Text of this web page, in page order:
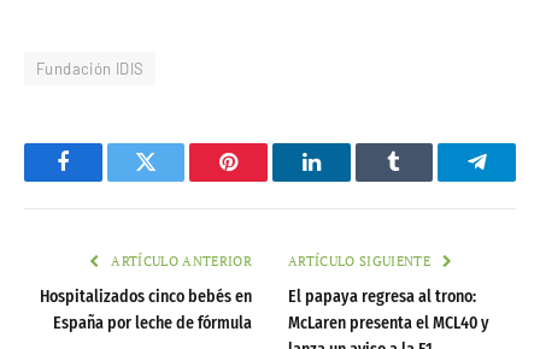
Fundación IDIS
FacebookTwitter Pinterest LinkedInTumblr
ARTÍCULO ANTERIOR
Hospitalizados cinco bebés en
España por leche de fórmula
ARTÍCULO SIGUIENTE
El papaya regresa al trono:
McLaren presenta el MCL40 y